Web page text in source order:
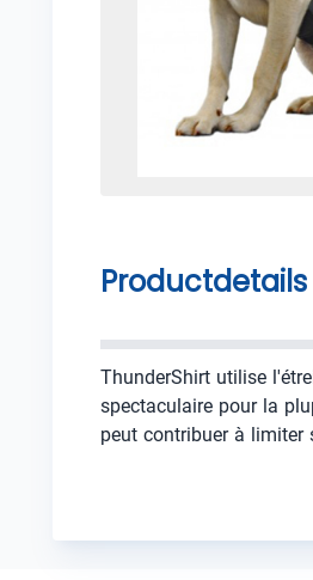
Productdetails
ThunderShirt utilise
spectaculaire pour la
peut contribuer à limiter